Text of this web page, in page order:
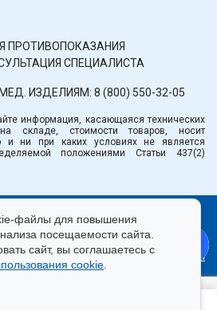
ПРОТИВОПОКАЗАНИЯ
СПЕЦИАЛИСТА
ИЗДЕЛИЯМ: 8 (800) 550-32-05
информация, касающаяся технических
на складе, стоимости товаров, носит
и ни при каких условиях не является
положениями Статьи 437(2)
РБ.
| Правила пользования
cookie|Согласие на
данных
файлы для повышения
посещаемости сайта.
сайт, вы соглашаетесь с
cookie